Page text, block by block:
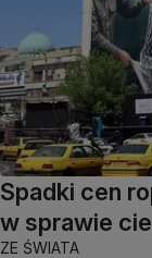
Spadki cen
w sprawie
ZE ŚWIATA